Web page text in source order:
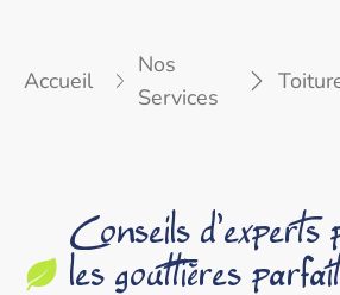
Accueil
Nos
Services
Conseils d'experts
les gouttières